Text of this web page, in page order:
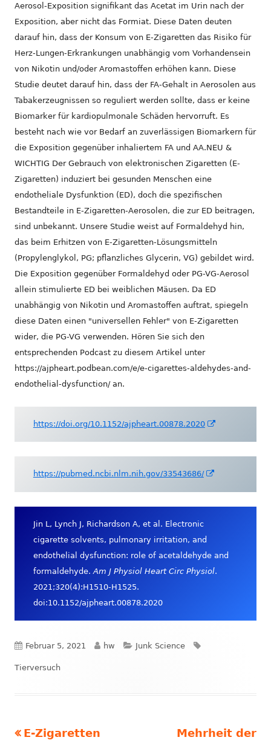
Aerosol-Exposition signifikant das Acetat im Urin nach der
Exposition, aber nicht das Formiat. Diese Daten deuten
darauf hin, dass der Konsum von E-Zigaretten das Risiko für
Herz-Lungen-Erkrankungen unabhängig vom Vorhandensein
von Nikotin und/oder Aromastoffen erhöhen kann. Diese
Studie deutet darauf hin, dass der FA-Gehalt in Aerosolen aus
Tabakerzeugnissen so reguliert werden sollte, dass er keine
Biomarker für kardiopulmonale Schäden hervorruft. Es
besteht nach wie vor Bedarf an zuverlässigen Biomarkern für
die Exposition gegenüber inhaliertem FA und AA.NEU &
WICHTIG Der Gebrauch von elektronischen Zigaretten (E-
Zigaretten) induziert bei gesunden Menschen eine
endotheliale Dysfunktion (ED), doch die spezifischen
Bestandteile in E-Zigaretten-Aerosolen, die zur ED beitragen,
sind unbekannt. Unsere Studie weist auf Formaldehyd hin,
das beim Erhitzen von E-Zigaretten-Lösungsmitteln
(Propylenglykol, PG; pflanzliches Glycerin, VG) gebildet wird.
Die Exposition gegenüber Formaldehyd oder PG-VG-Aerosol
allein stimulierte ED bei weiblichen Mäusen. Da ED
unabhängig von Nikotin und Aromastoffen auftrat, spiegeln
diese Daten einen "universellen Fehler" von E-Zigaretten
wider, die PG-VG verwenden. Hören Sie sich den
entsprechenden Podcast zu diesem Artikel unter
https://ajpheart.podbean.com/e/e-cigarettes-aldehydes-and-
endothelial-dysfunction/ an.
https://doi.org/10.1152/ajpheart.00878.2020
Fenster
https://pubmed.ncbi.nlm.nih.gov/33543686/
Fenster
Jin L, Lynch J, Richardson A, et al. Electronic
cigarette solvents, pulmonary irritation, and
endothelial dysfunction: role of acetaldehyde and
formaldehyde. Am J Physiol Heart Circ Physiol.
2021;320(4):H1510-H1525.
doi:10.1152/ajpheart.00878.2020
Veröffentlicht
am
Februar 5, 2021 Autor
hw Kategorien
Junk Science
Tierversuch
Beitrags-
Vorheriger
E-Zigaretten Nächster
Mehrheit der